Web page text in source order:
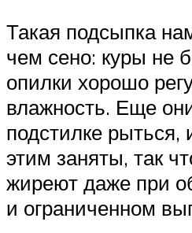
Такая подсыпка
чем сено: куры не
опилки хорошо
влажность. Еще
подстилке рыться,
этим заняты, так
жиреют даже при
и ограниченном